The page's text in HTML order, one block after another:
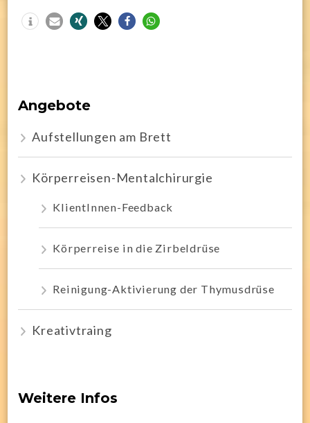
Angebote
Aufstellungen am Brett
Körperreisen-Mentalchirurgie
KlientInnen-Feedback
Körperreise in die Zirbeldrüse
Reinigung-Aktivierung der Thymusdrüse
Kreativtraing
Weitere Infos